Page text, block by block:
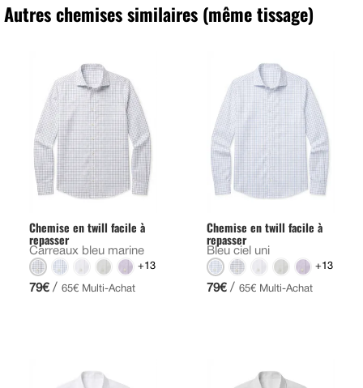
Autres chemises similaires (même tissage)
Chemise en twill facile à
repasser
Carreaux bleu marine
+13
79€ / 65€ Multi-Achat
Chemise en twill facile à
repasser
Bleu ciel uni
+13
79€ / 65€ Multi-Achat